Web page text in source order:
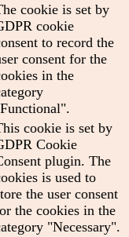
cookie is set by
cookie
to record the
consent for the
in the
cookie is set by
Cookie
plugin. The
is used to
the user consent
the cookies in the
"Necessary".